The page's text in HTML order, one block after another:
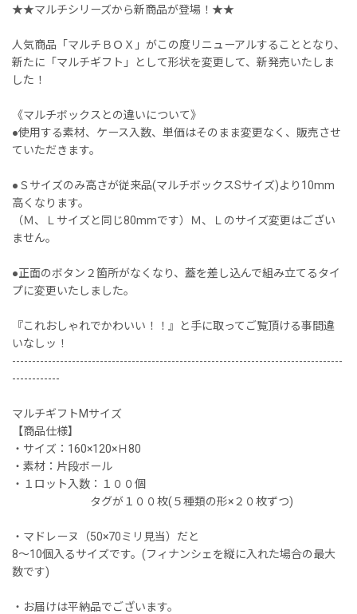
★★マルチシリーズから新商品が登場！★★
人気商品「マルチＢＯＸ」がこの度リニューアルすることとなり、
新たに「マルチギフト」として形状を変更して、新発売いたしま
した！
《マルチボックスとの違いについて》
●使用する素材、ケース入数、単価はそのまま変更なく、販売させ
ていただきます。
●Ｓサイズのみ高さが従来品(マルチボックスSサイズ)より10mm
高くなります。
（Ｍ、Ｌサイズと同じ80mmです）Ｍ、Ｌのサイズ変更はござい
ません。
●正面のボタン２箇所がなくなり、蓋を差し込んで組み立てるタイ
プに変更いたしました。
『これおしゃれでかわいい！！』と手に取ってご覧頂ける事間違
いなしッ！
-----------------------------------------------------------------------------------
------------
マルチギフトMサイズ
【商品仕様】
・サイズ：160×120×Ｈ80
・素材：片段ボール
・１ロット入数：１００個
タグが１００枚(５種類の形×２０枚ずつ)
・マドレーヌ（50×70ミリ見当）だと
8〜10個入るサイズです。(フィナンシェを縦に入れた場合の最大
数です)
・お届けは平納品でございます。